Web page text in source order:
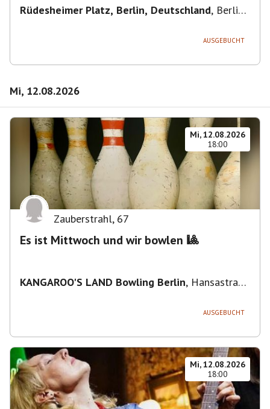
Rüdesheimer Platz, Berlin, Deutschland, Berlin-
AUSGEBUCHT
Mi, 12.08.2026
Mi, 12.08.2026
18:00
Zauberstrahl, 67
Es ist Mittwoch und wir bowlen 🎱
KANGAROO'S LAND Bowling Berlin, Hansastraße
AUSGEBUCHT
Mi, 12.08.2026
18:00